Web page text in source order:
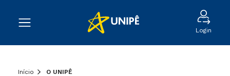
Login
Início O UNIPÊ